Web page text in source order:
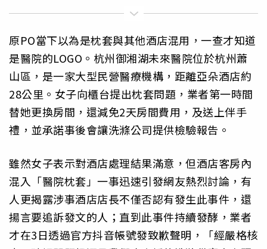
原PO當下以為是枕套與其他酒店混用，一查才知道
是醫院的LOGO。杭州御湘湖未來醫院位於杭州蕭
山區，是一家大型民營醫療機構，距離亞朵酒店約
28公里。女子向櫃台提出枕套問題，業者第一時間
替她更換房間，還減免2天房間費用，及送上伴手
禮，並承諾事後會讓洗滌公司提供檢驗報告。
雖然女子表示對酒店處理結果滿意，但酒店客房內
混入「醫院枕套」一事迅速引發網友熱烈討論，有
人更揭露涉事酒店店長不僅否認有發生此事件，還
揚言要追訴發文的人；直到此事件持續發酵，業者
才在3日透過官方抖音帳號發致歉聲明，「經嚴格核